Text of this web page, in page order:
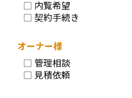
内覧希望
契約手続き
オーナー様
管理相談
見積依頼